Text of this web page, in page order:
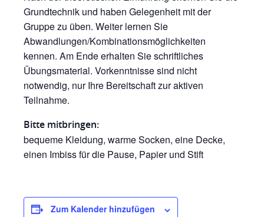
Grundtechnik und haben Gelegenheit mit der
Gruppe zu üben. Weiter lernen Sie
Abwandlungen/Kombinationsmöglichkeiten
kennen. Am Ende erhalten Sie schriftliches
Übungsmaterial. Vorkenntnisse sind nicht
notwendig, nur Ihre Bereitschaft zur aktiven
Teilnahme.
Bitte mitbringen:
bequeme Kleidung, warme Socken, eine Decke,
einen Imbiss für die Pause, Papier und Stift
Zum Kalender hinzufügen